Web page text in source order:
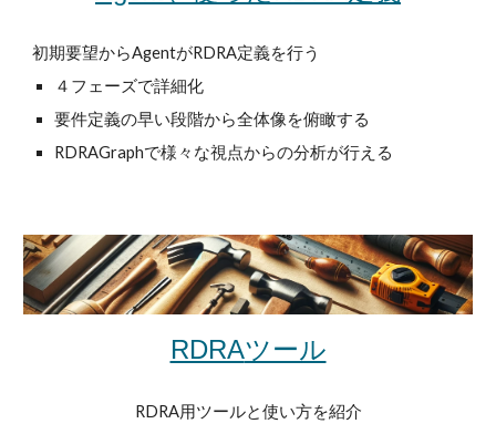
初期要望からAgentがRDRA定義を行う
４フェーズで詳細化
要件定義の早い段階から全体像を俯瞰する
RDRAGraphで様々な視点からの分析が行える
RDRAツール
RDRA用ツールと使い方を紹介